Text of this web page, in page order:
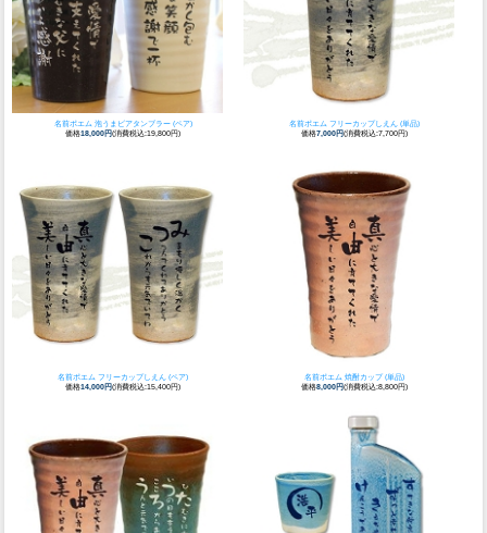
名前ポエム 泡うまビアタンブラー (ペア)
価格18,000円(消費税込:19,800円)
名前ポエム フリーカップしえん (単品)
価格7,000円(消費税込:7,700円)
名前ポエム フリーカップしえん (ペア)
価格14,000円(消費税込:15,400円)
名前ポエム 焼酎カップ (単品)
価格8,000円(消費税込:8,800円)